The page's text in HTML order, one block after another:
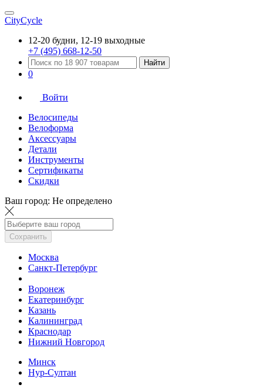
CityCycle
12-20 будни, 12-19 выходные
+7 (495) 668-12-50
Найти
0
Войти
Велосипеды
Велоформа
Аксессуары
Детали
Инструменты
Сертификаты
Скидки
Ваш город: Не определено
Сохранить
Москва
Санкт-Петербург
Воронеж
Екатеринбург
Казань
Калининград
Краснодар
Нижний Новгород
Минск
Нур-Султан